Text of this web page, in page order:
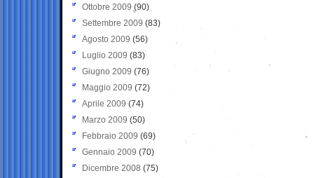
Ottobre 2009 (90)
Settembre 2009 (83)
Agosto 2009 (56)
Luglio 2009 (83)
Giugno 2009 (76)
Maggio 2009 (72)
Aprile 2009 (74)
Marzo 2009 (50)
Febbraio 2009 (69)
Gennaio 2009 (70)
Dicembre 2008 (75)